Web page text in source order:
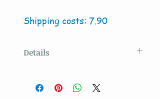
Shipping costs: 7.90
Details
Couture By Titia